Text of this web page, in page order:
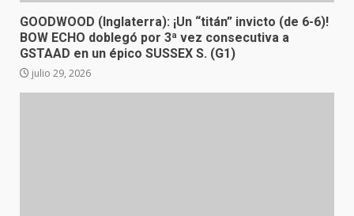
GOODWOOD (Inglaterra): ¡Un “titán” invicto (de 6-6)!
BOW ECHO doblegó por 3ª vez consecutiva a
GSTAAD en un épico SUSSEX S. (G1)
julio 29, 2026